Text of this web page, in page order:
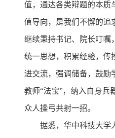
值，通达各类辩题的本质
值导向，是我们不懈的追
继续秉持书记、院长叮嘱
统一思想，积累经验，传
进交流，强调储备，鼓励
教师“法宝”，纳入自身兵
众人操弓共射一招。
据悉，华中科技大学